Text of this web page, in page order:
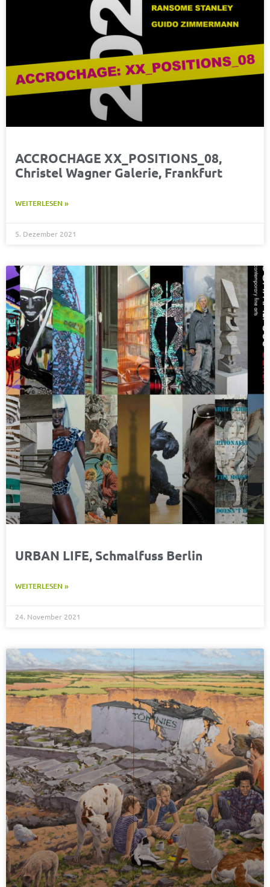
ACCROCHAGE XX_POSITIONS_08,
Christel Wagner Galerie, Frankfurt
WEITERLESEN »
5. Dezember 2021
URBAN LIFE, Schmalfuss Berlin
WEITERLESEN »
24. November 2021